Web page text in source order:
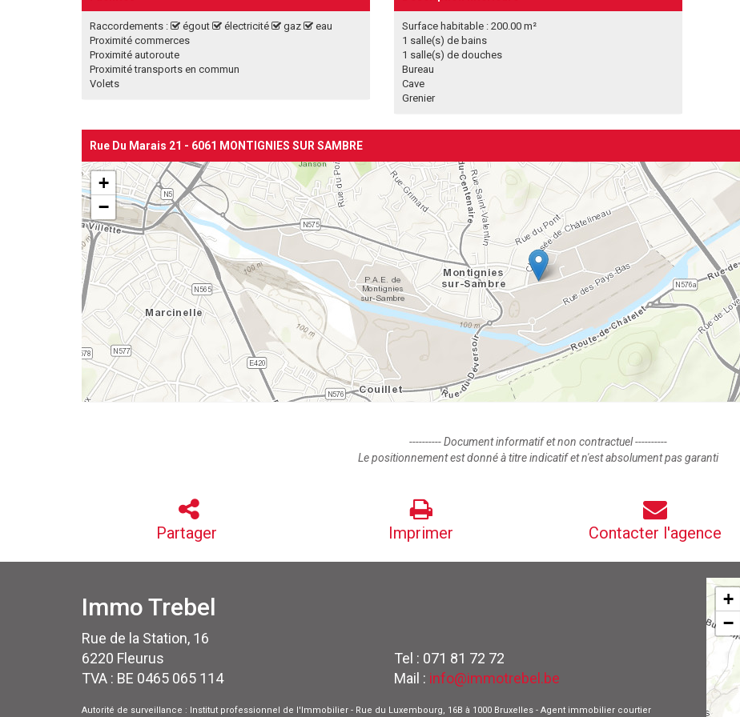
Raccordements : égout électricité gaz
eau
Proximité commerces
Proximité autoroute
Proximité transports en commun
Volets
Surface habitable : 200.00 m²
1 salle(s) de bains
1 salle(s) de douches
Bureau
Cave
Grenier
Rue Du Marais 21 - 6061 MONTIGNIES SUR SAMBRE
+
−
---------- Document informatif et non contractuel ----------
Le positionnement est donné à titre indicatif et n'est absolument pas garanti
Partager Imprimer Contacter l'agence
Immo Trebel
Rue de la Station, 16
6220 Fleurus
TVA : BE 0465 065 114
Tel : 071 81 72 72
Mail : info@immotrebel.be
Autorité de surveillance : Institut professionnel de l'Immobilier - Rue du Luxembourg, 16B à 1000 Bruxelles - Agent immobilier courtier
+
−